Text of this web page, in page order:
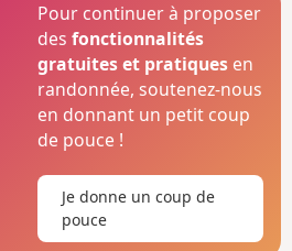
Pour continuer à proposer
desfonctionnalités
gratuites et pratiques en
randonnée, soutenez-nous
en donnant un petit coup
de pouce !
Je donne un coup de
pouce